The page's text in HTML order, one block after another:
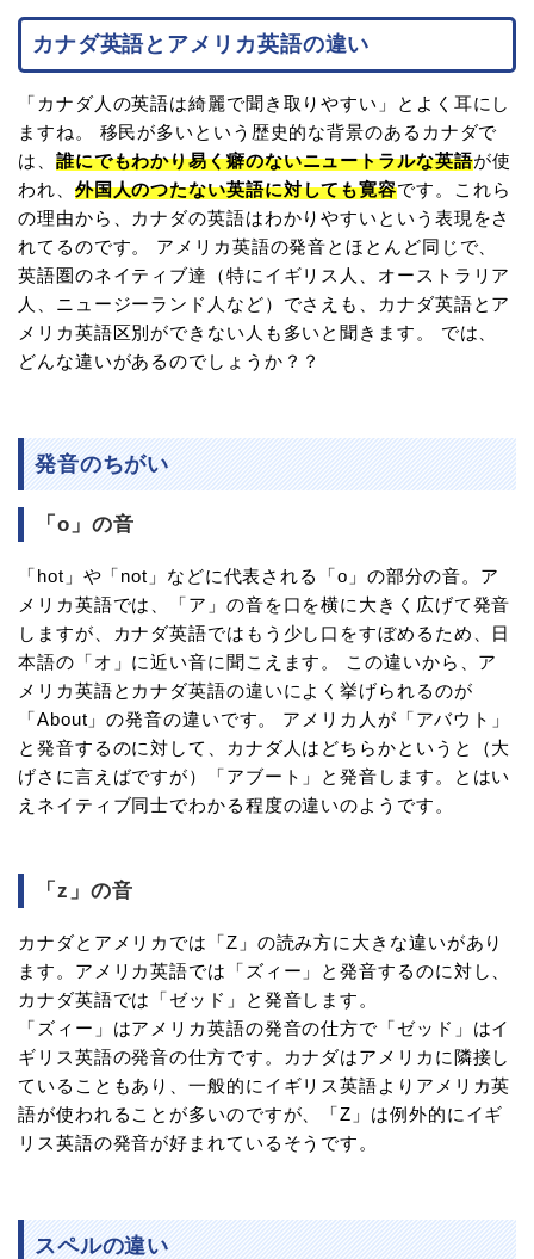
カナダ英語とアメリカ英語の違い
「カナダ人の英語は綺麗で聞き取りやすい」とよく耳にし
ますね。 移民が多いという歴史的な背景のあるカナダで
は、 誰にでもわかり易く癖のないニュートラルな英語が使
われ、 外国人のつたない英語に対しても寛容です。これら
の理由から、カナダの英語はわかりやすいという表現をさ
れてるのです。 アメリカ英語の発音とほとんど同じで、
英語圏のネイティブ達（特にイギリス人、オーストラリア
人、ニュージーランド人など）でさえも、カナダ英語とア
メリカ英語区別ができない人も多いと聞きます。 では、
どんな違いがあるのでしょうか？？
発音のちがい
「o」の音
「hot」や「not」などに代表される「o」の部分の音。ア
メリカ英語では、「ア」の音を口を横に大きく広げて発音
しますが、カナダ英語ではもう少し口をすぼめるため、日
本語の「オ」に近い音に聞こえます。 この違いから、ア
メリカ英語とカナダ英語の違いによく挙げられるのが
「About」の発音の違いです。 アメリカ人が「アバウト」
と発音するのに対して、カナダ人はどちらかというと（大
げさに言えばですが）「アブート」と発音します。とはい
えネイティブ同士でわかる程度の違いのようです。
「z」の音
カナダとアメリカでは「Z」の読み方に大きな違いがあり
ます。アメリカ英語では「ズィー」と発音するのに対し、
カナダ英語では「ゼッド」と発音します。
「ズィー」はアメリカ英語の発音の仕方で「ゼッド」はイ
ギリス英語の発音の仕方です。カナダはアメリカに隣接し
ていることもあり、一般的にイギリス英語よりアメリカ英
語が使われることが多いのですが、「Z」は例外的にイギ
リス英語の発音が好まれているそうです。
スペルの違い